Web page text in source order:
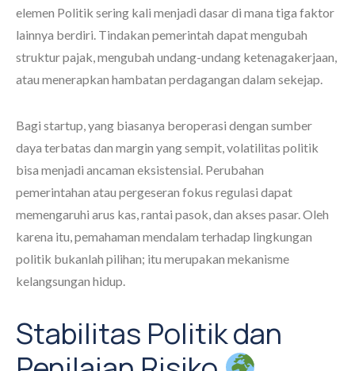
elemen Politik sering kali menjadi dasar di mana tiga faktor
lainnya berdiri. Tindakan pemerintah dapat mengubah
struktur pajak, mengubah undang-undang ketenagakerjaan,
atau menerapkan hambatan perdagangan dalam sekejap.
Bagi startup, yang biasanya beroperasi dengan sumber
daya terbatas dan margin yang sempit, volatilitas politik
bisa menjadi ancaman eksistensial. Perubahan
pemerintahan atau pergeseran fokus regulasi dapat
memengaruhi arus kas, rantai pasok, dan akses pasar. Oleh
karena itu, pemahaman mendalam terhadap lingkungan
politik bukanlah pilihan; itu merupakan mekanisme
kelangsungan hidup.
Stabilitas Politik dan